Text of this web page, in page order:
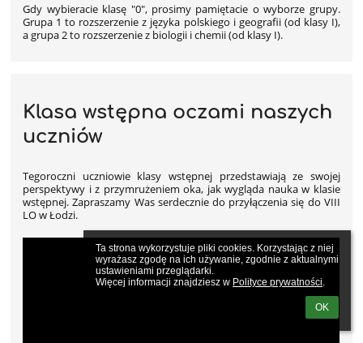
Ta strona wykorzystuje pliki cookies. Korzystając z niej
wyrażasz zgodę na ich używanie, zgodnie z aktualnymi
ustawieniami przeglądarki.
Więcej informacji znajdziesz w Polityce prywatności.
OK
Gdy wybieracie klasę "0", prosimy pamiętacie o wyborze grupy.
Grupa 1 to rozszerzenie z języka polskiego i geografii (od klasy I),
a grupa 2 to rozszerzenie z biologii i chemii (od klasy I).
Klasa wstępna oczami naszych
uczniów
Tegoroczni uczniowie klasy wstępnej przedstawiają ze swojej
perspektywy i z przymrużeniem oka, jak wygląda nauka w klasie
wstępnej. Zapraszamy Was serdecznie do przyłączenia się do VIII
LO w Łodzi.